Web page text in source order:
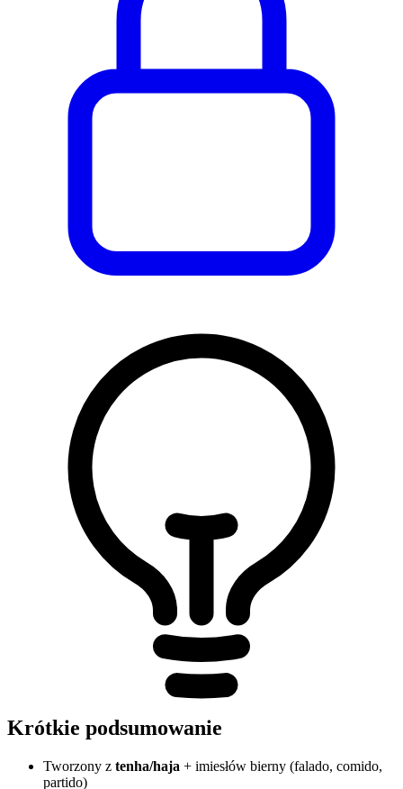
Krótkie podsumowanie
Tworzony z tenha/haja + imiesłów bierny (falado, comido,
partido)